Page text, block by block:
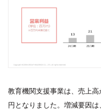
教育機関支援事業は、売上
円となりました。増減要因